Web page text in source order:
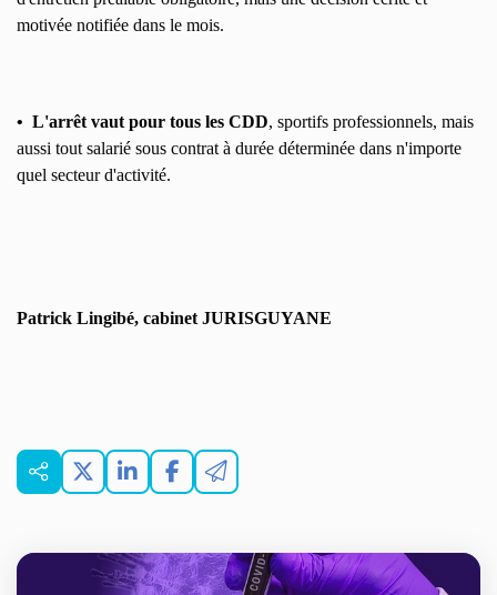
motivée notifiée dans le mois.
• L'arrêt vaut pour tous les CDD, sportifs professionnels, mais
aussi tout salarié sous contrat à durée déterminée dans n'importe
quel secteur d'activité.
Patrick Lingibé, cabinet JURISGUYANE